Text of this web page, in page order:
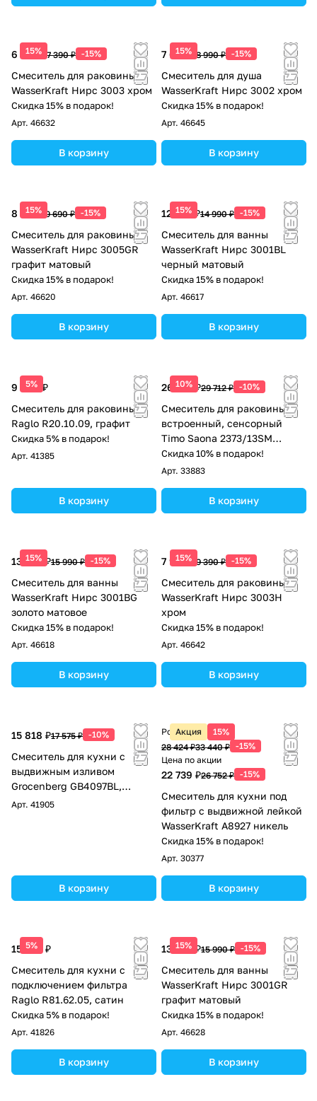
15%
6 282 ₽ 7 390 ₽ -15%
Смеситель для раковины
WasserKraft Нирс 3003 хром
Скидка 15% в подарок!
Арт. 46632
В корзину
15%
7 642 ₽ 8 990 ₽ -15%
Смеситель для душа
WasserKraft Нирс 3002 хром
Скидка 15% в подарок!
Арт. 46645
В корзину
15%
8 237 ₽ 9 690 ₽ -15%
Смеситель для раковины
WasserKraft Нирс 3005GR
графит матовый
Скидка 15% в подарок!
Арт. 46620
В корзину
15%
12 742 ₽14 990 ₽ -15%
Смеситель для ванны
WasserKraft Нирс 3001BL
черный матовый
Скидка 15% в подарок!
Арт. 46617
В корзину
5%
9 800 ₽
Смеситель для раковины
Raglo R20.10.09, графит
Скидка 5% в подарок!
Арт. 41385
В корзину
10%
26 741 ₽29 712 ₽ -10%
Смеситель для раковины
встроенный, сенсорный
Timo Saona 2373/13SM
никель
Скидка 10% в подарок!
Арт. 33883
В корзину
15%
13 592 ₽15 990 ₽ -15%
Смеситель для ванны
WasserKraft Нирс 3001BG
золото матовое
Скидка 15% в подарок!
Арт. 46618
В корзину
15%
7 982 ₽ 9 390 ₽ -15%
Смеситель для раковины
WasserKraft Нирс 3003H
хром
Скидка 15% в подарок!
Арт. 46642
В корзину
15 818 ₽17 575 ₽ -10%
Смеситель для кухни с
выдвижным изливом
Grocenberg GB4097BL,
черный
Арт. 41905
В корзину
Акция 15%
Розничная цена
28 424 ₽33 440 ₽ -15%
Цена по акции
22 739 ₽26 752 ₽ -15%
Смеситель для кухни под
фильтр с выдвижной лейкой
WasserKraft A8927 никель
Скидка 15% в подарок!
Арт. 30377
В корзину
5%
15 526 ₽
Смеситель для кухни с
подключением фильтра
Raglo R81.62.05, сатин
Скидка 5% в подарок!
Арт. 41826
В корзину
15%
13 592 ₽15 990 ₽ -15%
Смеситель для ванны
WasserKraft Нирс 3001GR
графит матовый
Скидка 15% в подарок!
Арт. 46628
В корзину